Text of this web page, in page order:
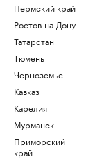
Пермский край
Ростов-на-Дону
Татарстан
Тюмень
Черноземье
Кавказ
Карелия
Мурманск
Приморский
край